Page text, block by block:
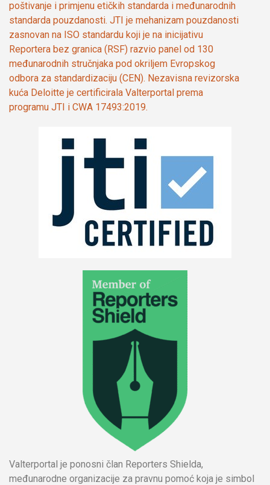
poštivanje i primjenu etičkih standarda i međunarodnih
standarda pouzdanosti. JTI je mehanizam pouzdanosti
zasnovan na ISO standardu koji je na inicijativu
Reportera bez granica (RSF) razvio panel od 130
međunarodnih stručnjaka pod okriljem Evropskog
odbora za standardizaciju (CEN). Nezavisna revizorska
kuća Deloitte je certificirala Valterportal prema
programu JTI i CWA 17493:2019.
Valterportal je ponosni član Reporters Shielda,
međunarodne organizacije za pravnu pomoć koja je simbol